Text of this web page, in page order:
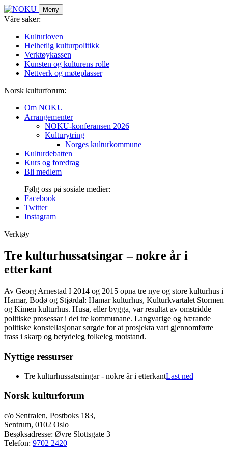
Skip
to
Meny
Våre saker:
Kulturloven
Helhetlig kulturpolitikk
Verktøykassen
Kunsten og kulturens rolle
Nettverk og møteplasser
Norsk kulturforum:
Om NOKU
Arrangementer
NOKU-konferansen 2026
Kulturytring
Norges kulturkommune
Kulturdebatten
Kurs og foredrag
Bli medlem
Følg oss på sosiale medier:
Facebook
Twitter
Instagram
Verktøy
Tre kulturhussatsingar – nokre år i
etterkant
Av Georg Arnestad I 2014 og 2015 opna tre nye og store kulturhus i
Hamar, Bodø og Stjørdal: Hamar kulturhus, Kulturkvartalet Stormen
og Kimen kulturhus. Husa, eller bygga, var resultat av omstridde
politiske prosessar i dei tre kommunane. Langvarige og bærande
politiske konstellasjonar sørgde for at prosjekta vart gjennomførte
trass i skarp og betydeleg folkeleg motstand.
Nyttige ressurser
Tre kulturhussatsningar - nokre år i etterkantLast ned
Norsk kulturforum
c/o Sentralen, Postboks 183,
Sentrum, 0102 Oslo
Besøksadresse: Øvre Slottsgate 3
Telefon: 9702 2420